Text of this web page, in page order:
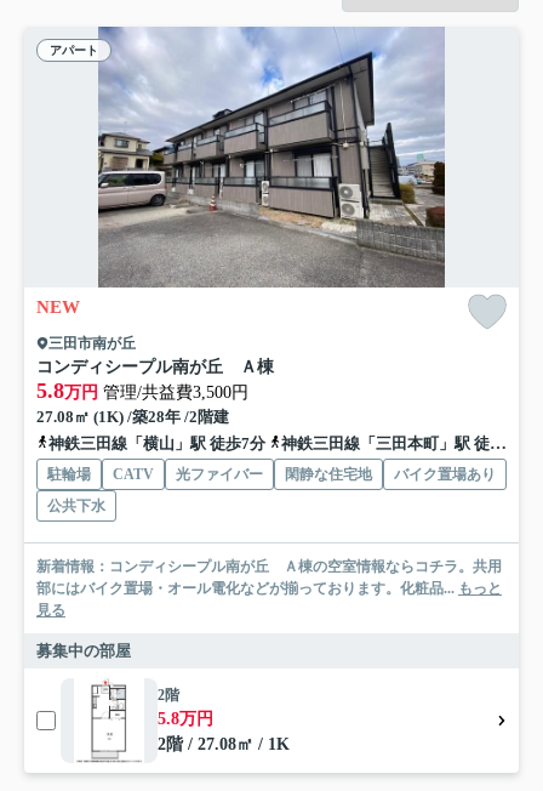
アパート
NEW
三田市南が丘
コンディシープル南が丘 Ａ棟
5.8万円 管理/共益費3,500円
27.08㎡ (1K) /築28年 /2階建
神鉄三田線「横山」駅 徒歩7分
神鉄三田線「三田本町」駅 徒歩10分
駐輪場 CATV 光ファイバー 閑静な住宅地
バイク置場あり
公共下水
新着情報：コンディシープル南が丘 Ａ棟の空室情報ならコチラ。共用
部にはバイク置場・オール電化などが揃っております。化粧品... もっと
見る
募集中の部屋
2階
5.8万円
2階 / 27.08㎡ / 1K